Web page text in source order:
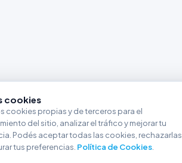
cookies
cookies propias y de terceros para el
del sitio, analizar el tráfico y mejorar tu
Podés aceptar todas las cookies, rechazarlas
tus preferencias. Política de Cookies.